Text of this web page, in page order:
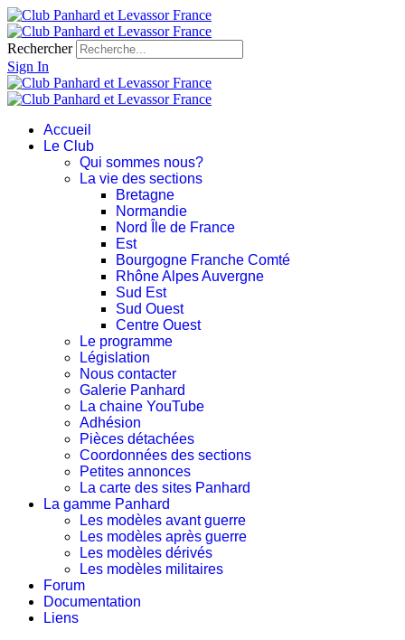
Rechercher
Sign In
Accueil
Le Club
Qui sommes nous?
La vie des sections
Bretagne
Normandie
Nord Île de France
Est
Bourgogne Franche Comté
Rhône Alpes Auvergne
Sud Est
Sud Ouest
Centre Ouest
Le programme
Législation
Nous contacter
Galerie Panhard
La chaine YouTube
Adhésion
Pièces détachées
Coordonnées des sections
Petites annonces
La carte des sites Panhard
La gamme Panhard
Les modèles avant guerre
Les modèles après guerre
Les modèles dérivés
Les modèles militaires
Forum
Documentation
Liens